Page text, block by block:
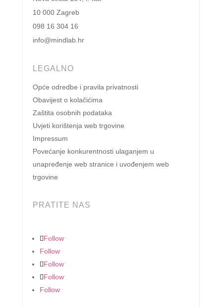
10 000 Zagreb
098 16 304 16
info@mindlab.hr
LEGALNO
Opće odredbe i pravila privatnosti
Obavijest o kolačićima
Zaštita osobnih podataka
Uvjeti korištenja web trgovine
Impressum
Povećanje konkurentnosti ulaganjem u
unapređenje web stranice i uvođenjem web
trgovine
PRATITE NAS
Follow
Follow
Follow
Follow
Follow